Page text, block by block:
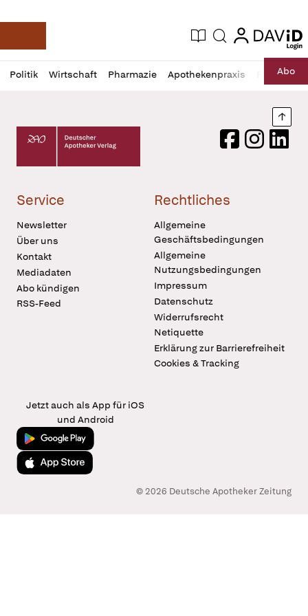
Deutsche Apotheker Zeitung
Aktuelle Ausgabe
Suche login
login
Politik Wirtschaft Pharmazie Apothekenpraxis RechtAbo
Profil
öffnen
Daz
Pur
Deutscher Apotheker Verlag Logo
FacebookInstagram
Service
Newsletter
Über uns
Kontakt
Mediadaten
Abo kündigen
RSS-Feed
Rechtliches
Allgemeine
Geschäftsbedingungen
Allgemeine
Nutzungsbedingungen
Impressum
Datenschutz
Widerrufsrecht
Netiquette
Erklärung zur Barrierefreiheit
Cookies & Tracking
Jetzt auch als App für iOS
und Android
Jetzt bei Google Play
Laden im App Store
© 2026 Deutsche Apotheker Zeitung